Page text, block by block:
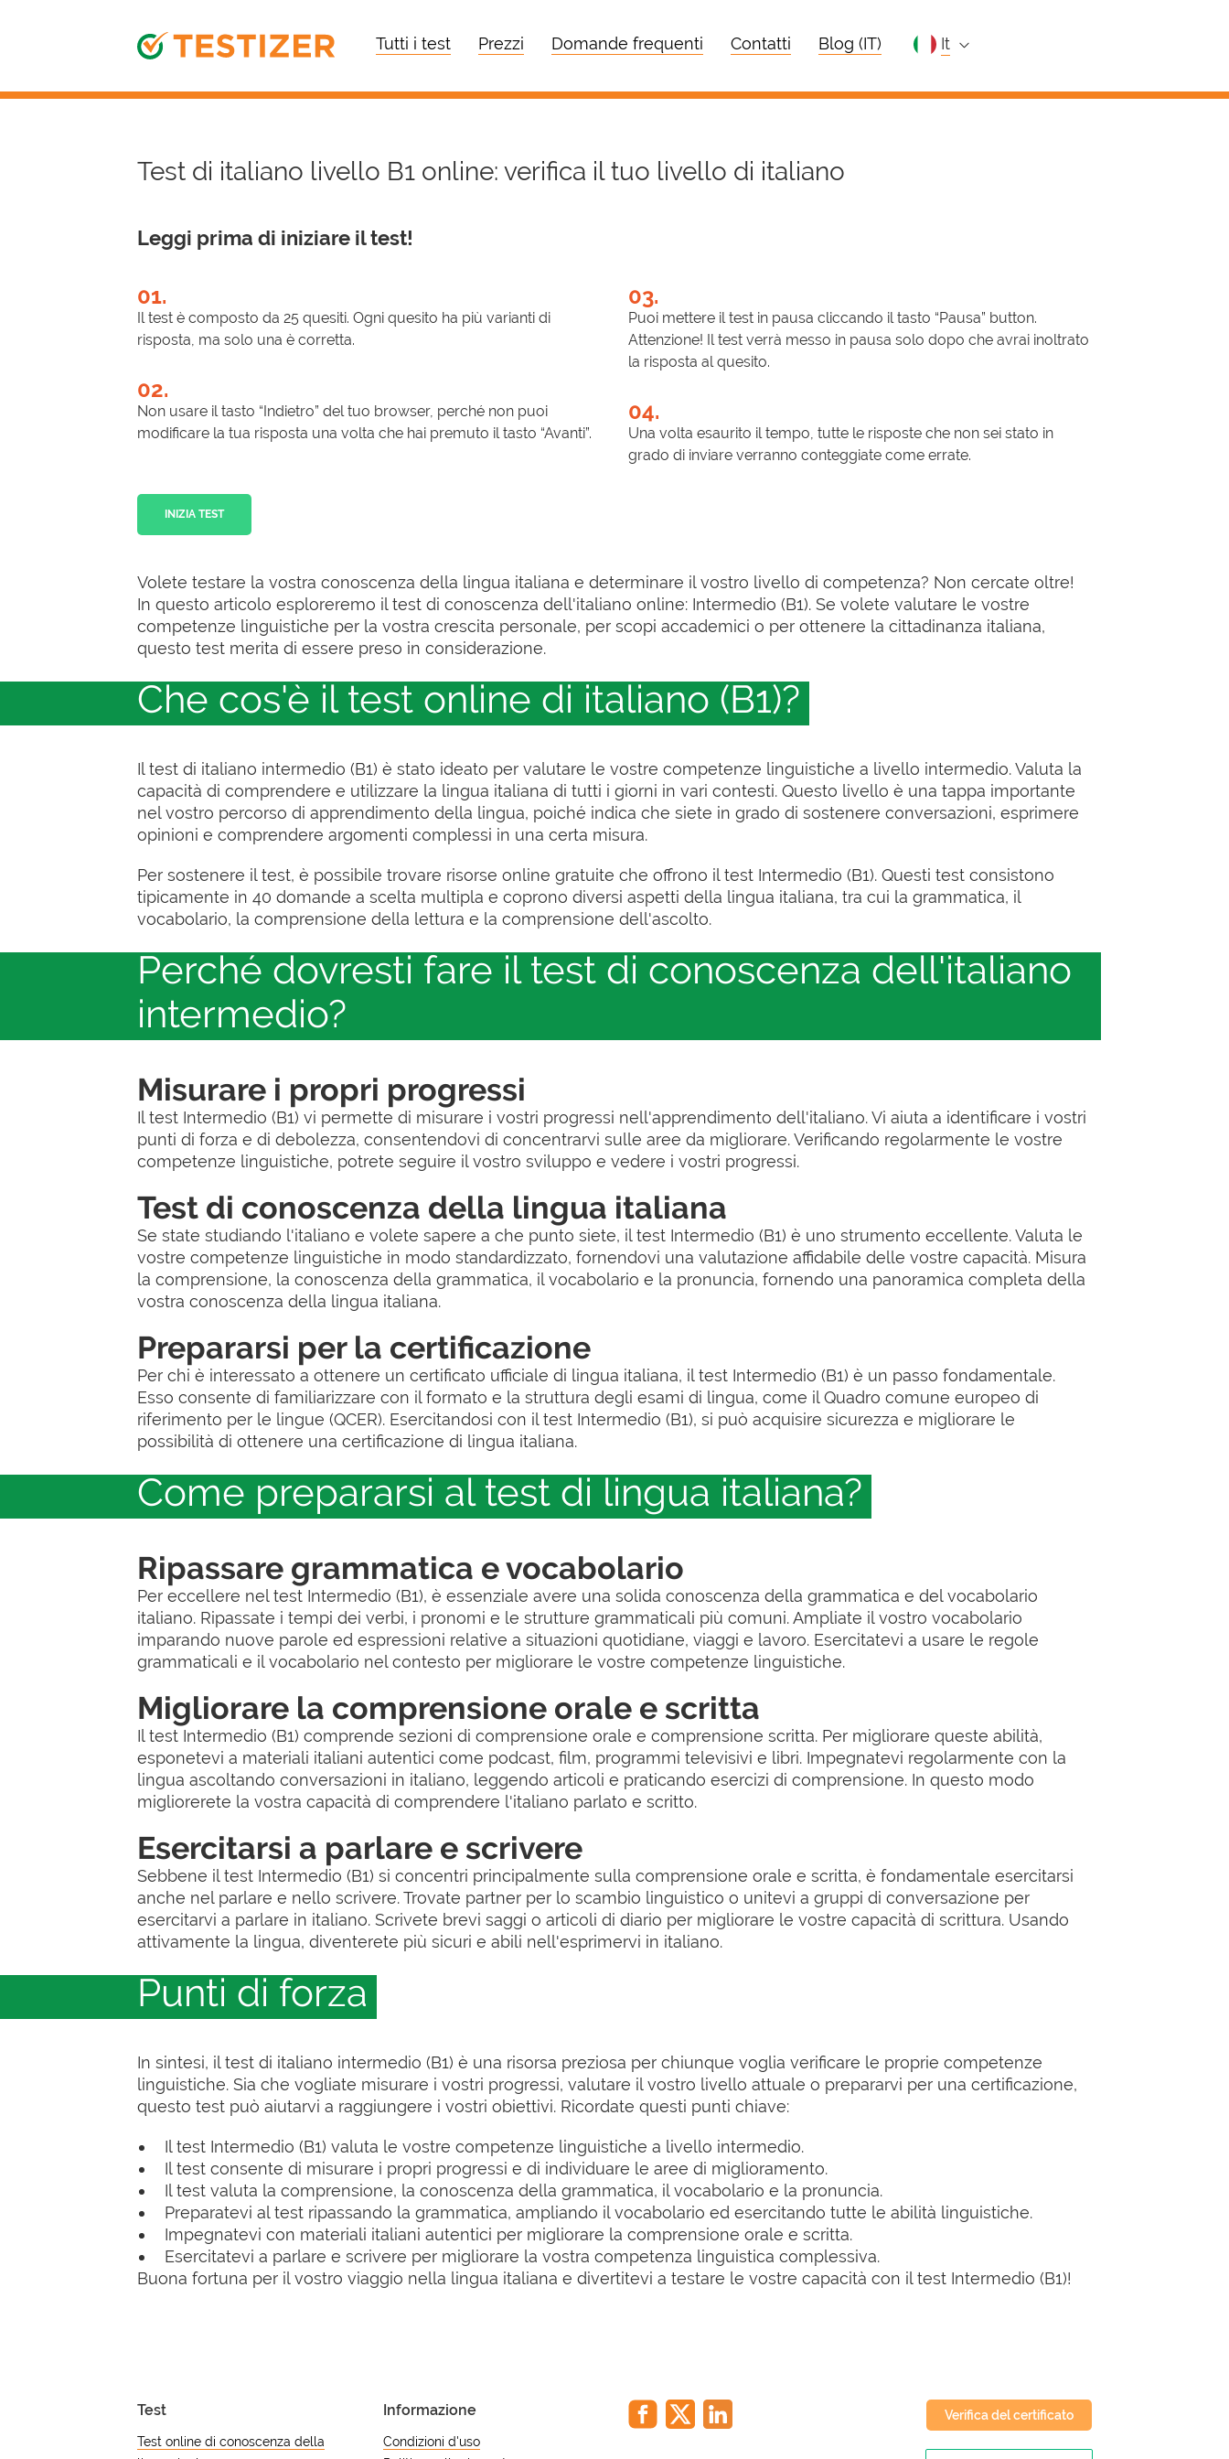
Tutti i test Prezzi Domande frequenti Contatti Blog (IT) it
Test di italiano livello B1 online: verifica il tuo livello di italiano
Leggi prima di iniziare il test!
01.
Il test è composto da 25 quesiti. Ogni quesito ha più varianti di
risposta, ma solo una è corretta.
02.
Non usare il tasto “Indietro” del tuo browser, perché non puoi
modificare la tua risposta una volta che hai premuto il tasto “Avanti”.
03.
Puoi mettere il test in pausa cliccando il tasto “Pausa” button.
Attenzione! Il test verrà messo in pausa solo dopo che avrai inoltrato
la risposta al quesito.
04.
Una volta esaurito il tempo, tutte le risposte che non sei stato in
grado di inviare verranno conteggiate come errate.
INIZIA TEST
Volete testare la vostra conoscenza della lingua italiana e determinare il vostro livello di competenza? Non cercate oltre!
In questo articolo esploreremo il test di conoscenza dell'italiano online: Intermedio (B1). Se volete valutare le vostre
competenze linguistiche per la vostra crescita personale, per scopi accademici o per ottenere la cittadinanza italiana,
questo test merita di essere preso in considerazione.
Che cos'è il test online di italiano (B1)?
Il test di italiano intermedio (B1) è stato ideato per valutare le vostre competenze linguistiche a livello intermedio. Valuta la
capacità di comprendere e utilizzare la lingua italiana di tutti i giorni in vari contesti. Questo livello è una tappa importante
nel vostro percorso di apprendimento della lingua, poiché indica che siete in grado di sostenere conversazioni, esprimere
opinioni e comprendere argomenti complessi in una certa misura.
Per sostenere il test, è possibile trovare risorse online gratuite che offrono il test Intermedio (B1). Questi test consistono
tipicamente in 40 domande a scelta multipla e coprono diversi aspetti della lingua italiana, tra cui la grammatica, il
vocabolario, la comprensione della lettura e la comprensione dell'ascolto.
Perché dovresti fare il test di conoscenza dell'italiano
intermedio?
Misurare i propri progressi
Il test Intermedio (B1) vi permette di misurare i vostri progressi nell'apprendimento dell'italiano. Vi aiuta a identificare i vostri
punti di forza e di debolezza, consentendovi di concentrarvi sulle aree da migliorare. Verificando regolarmente le vostre
competenze linguistiche, potrete seguire il vostro sviluppo e vedere i vostri progressi.
Test di conoscenza della lingua italiana
Se state studiando l'italiano e volete sapere a che punto siete, il test Intermedio (B1) è uno strumento eccellente. Valuta le
vostre competenze linguistiche in modo standardizzato, fornendovi una valutazione affidabile delle vostre capacità. Misura
la comprensione, la conoscenza della grammatica, il vocabolario e la pronuncia, fornendo una panoramica completa della
vostra conoscenza della lingua italiana.
Prepararsi per la certificazione
Per chi è interessato a ottenere un certificato ufficiale di lingua italiana, il test Intermedio (B1) è un passo fondamentale.
Esso consente di familiarizzare con il formato e la struttura degli esami di lingua, come il Quadro comune europeo di
riferimento per le lingue (QCER). Esercitandosi con il test Intermedio (B1), si può acquisire sicurezza e migliorare le
possibilità di ottenere una certificazione di lingua italiana.
Come prepararsi al test di lingua italiana?
Ripassare grammatica e vocabolario
Per eccellere nel test Intermedio (B1), è essenziale avere una solida conoscenza della grammatica e del vocabolario
italiano. Ripassate i tempi dei verbi, i pronomi e le strutture grammaticali più comuni. Ampliate il vostro vocabolario
imparando nuove parole ed espressioni relative a situazioni quotidiane, viaggi e lavoro. Esercitatevi a usare le regole
grammaticali e il vocabolario nel contesto per migliorare le vostre competenze linguistiche.
Migliorare la comprensione orale e scritta
Il test Intermedio (B1) comprende sezioni di comprensione orale e comprensione scritta. Per migliorare queste abilità,
esponetevi a materiali italiani autentici come podcast, film, programmi televisivi e libri. Impegnatevi regolarmente con la
lingua ascoltando conversazioni in italiano, leggendo articoli e praticando esercizi di comprensione. In questo modo
migliorerete la vostra capacità di comprendere l'italiano parlato e scritto.
Esercitarsi a parlare e scrivere
Sebbene il test Intermedio (B1) si concentri principalmente sulla comprensione orale e scritta, è fondamentale esercitarsi
anche nel parlare e nello scrivere. Trovate partner per lo scambio linguistico o unitevi a gruppi di conversazione per
esercitarvi a parlare in italiano. Scrivete brevi saggi o articoli di diario per migliorare le vostre capacità di scrittura. Usando
attivamente la lingua, diventerete più sicuri e abili nell'esprimervi in italiano.
Punti di forza
In sintesi, il test di italiano intermedio (B1) è una risorsa preziosa per chiunque voglia verificare le proprie competenze
linguistiche. Sia che vogliate misurare i vostri progressi, valutare il vostro livello attuale o prepararvi per una certificazione,
questo test può aiutarvi a raggiungere i vostri obiettivi. Ricordate questi punti chiave:
Il test Intermedio (B1) valuta le vostre competenze linguistiche a livello intermedio.
Il test consente di misurare i propri progressi e di individuare le aree di miglioramento.
Il test valuta la comprensione, la conoscenza della grammatica, il vocabolario e la pronuncia.
Preparatevi al test ripassando la grammatica, ampliando il vocabolario ed esercitando tutte le abilità linguistiche.
Impegnatevi con materiali italiani autentici per migliorare la comprensione orale e scritta.
Esercitatevi a parlare e scrivere per migliorare la vostra competenza linguistica complessiva.
Buona fortuna per il vostro viaggio nella lingua italiana e divertitevi a testare le vostre capacità con il test Intermedio (B1)!
Test
Test online di conoscenza della
Informazione
Condizioni d'uso
Verifica del certificato